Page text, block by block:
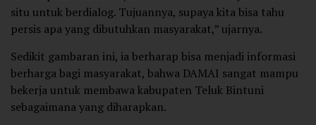
situ untuk berdialog. Tujuannya, supaya kita bisa tahu
persis apa yang dibutuhkan masyarakat,” ujarnya.
Sedikit gambaran ini, ia berharap bisa menjadi informasi
berharga bagi masyarakat, bahwa DAMAI sangat mampu
bekerja untuk membawa kabupaten Teluk Bintuni
sebagaimana yang diharapkan.